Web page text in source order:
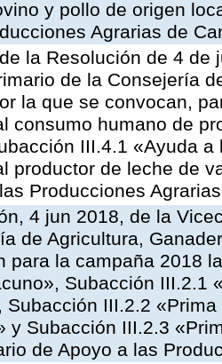
y pollo de origen
Agrarias de
la Resolución de 4
de la Consejería
la que se convocan,
consumo humano de
III.4.1 «Ayuda
productor de leche de
Producciones
4 jun 2018, de la
de Agricultura,
para la campaña 2018
Subacción III.2.1
Subacción III.2.2
y Subacción III.2.3
de Apoyo a las